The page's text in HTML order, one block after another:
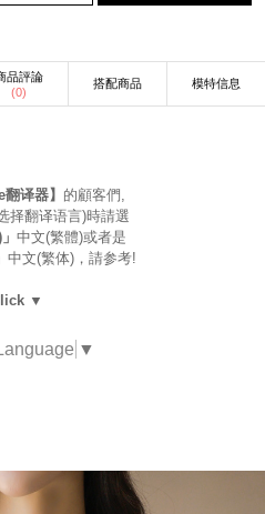
品評論
(0)
搭配商品 模特信息
翻译器】 的顧客們,
择翻译语言)時請選
中文(繁體)或者是
中文(繁体)，請参考!
▼
▼